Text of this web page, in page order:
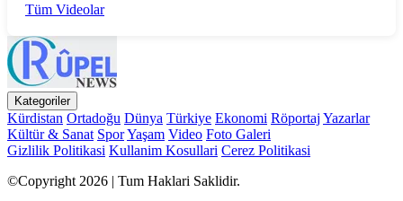
Tüm Videolar
Kategoriler
Kürdistan Ortadoğu Dünya Türkiye Ekonomi Röportaj Yazarlar
Kültür & Sanat SporYaşam Video Foto Galeri
Gizlilik Politikasi Kullanim Kosullari Cerez Politikasi
©Copyright 2026 | Tum Haklari Saklidir.